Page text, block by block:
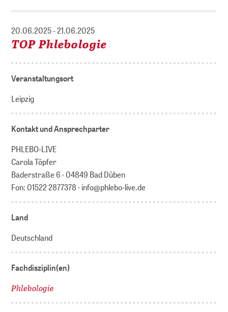
20.06.2025 - 21.06.2025
TOP Phlebologie
Veranstaltungsort
Leipzig
Kontakt und Ansprechparter
PHLEBO-LIVE
Carola Töpfer
Baderstraße 6 · 04849 Bad Düben
Fon: 01522 2877378 · info@phlebo-live.de
Land
Deutschland
Fachdisziplin(en)
Phlebologie